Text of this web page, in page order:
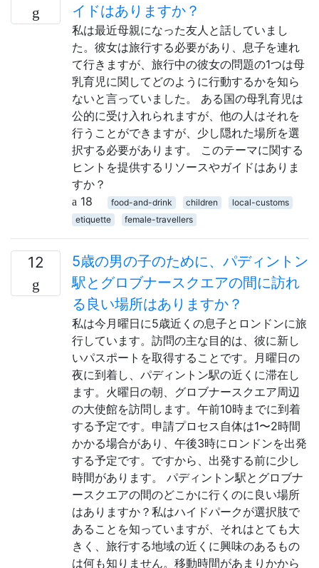
イドはありますか？
私は最近母親になった友人と話していまし
た。彼女は旅行する必要があり、息子を連れ
て行きますが、旅行中の彼女の問題の1つは母
乳育児に関してどのように行動するかを知ら
ないと言っていました。 ある国の母乳育児は
公的に受け入れられますが、他の人はそれを
行うことができますが、少し隠れた場所を選
択する必要があります。 このテーマに関する
ヒントを提供するリソースやガイドはありま
すか？
18
food-and-drink children
local-customs
etiquette
female-travellers
12
5歳の男の子のために、パディントン
駅とグロブナースクエアの間に訪れ
る良い場所はありますか？
私は今月曜日に5歳近くの息子とロンドンに旅
行しています。訪問の主な目的は、彼に新し
いパスポートを取得することです。月曜日の
夜に到着し、パディントン駅の近くに滞在し
ます。火曜日の朝、グロブナースクエア周辺
の大使館を訪問します。午前10時までに到着
する予定です。申請プロセス自体は1〜2時間
かかる場合があり、午後3時にロンドンを出発
する予定です。ですから、出発する前に少し
時間があります。 パディントン駅とグロブナ
ースクエアの間のどこかに行くのに良い場所
はありますか？私はハイドパークが選択肢で
あることを知っていますが、それはとても大
きく、旅行する地域の近くに興味のあるもの
は何も知りません。移動時間があまりかから